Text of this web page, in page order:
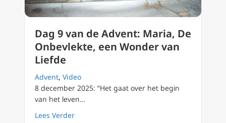
Dag 9 van de Advent: Maria, De
Onbevlekte, een Wonder van
Liefde
Advent, Video
8 december 2025: “Het gaat over het begin
van het leven…
Lees Verderabout Dag 9 van de Advent: Maria, De